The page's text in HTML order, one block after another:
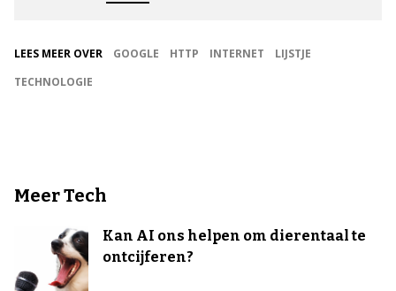
LEES MEER OVER GOOGLE HTTP INTERNET
LIJSTJE
TECHNOLOGIE
Meer Tech
Kan AI ons helpen om dierentaal te
ontcijferen?